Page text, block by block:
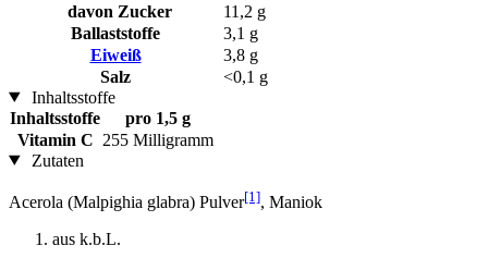
davon Zucker
11,2 g
Ballaststoffe
3,1 g
Eiweiß
3,8 g
Salz
<0,1 g
Inhaltsstoffe
Inhaltsstoffe
pro 1,5 g
Vitamin C 255 Milligramm
Zutaten
Acerola (Malpighia glabra) Pulver[1], Maniok
aus k.b.L.